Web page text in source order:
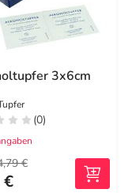
3x6cm
(0)
€
€